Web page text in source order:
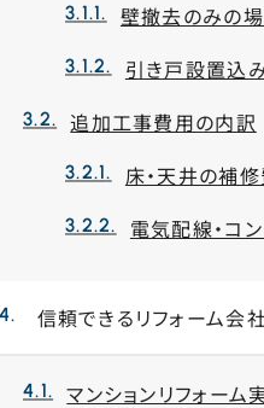
壁撤去のみの場
引き戸設置込
追加工事費用の内訳
床・天井の補
電気配線・コ
信頼できるリフォーム会
マンションリフォーム